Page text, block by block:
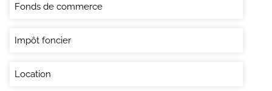
Fonds de commerce
Impôt foncier
Location